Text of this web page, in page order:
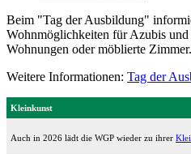
Beim "Tag der Ausbildung"
Wohnmöglichkeiten für Azubis
Wohnungen oder möblierte Zimmer.
Weitere Informationen: Tag der
Kleinkunst
Auch in 2026 lädt die WGP wieder zu ihrer